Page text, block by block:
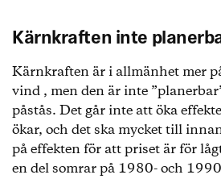
Kärnkraften inte
Kärnkraften är i allmänhet mer
vind , men den är inte
påstås. Det går inte att öka
ökar, och det ska mycket till
på effekten för att priset är för
en del somrar på 1980- och